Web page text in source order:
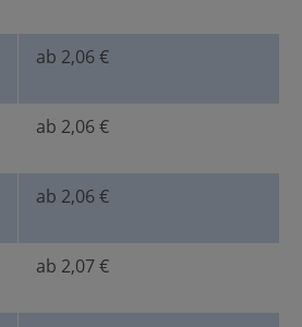
ab 2,06 €
ab 2,06 €
ab 2,06 €
ab 2,07 €